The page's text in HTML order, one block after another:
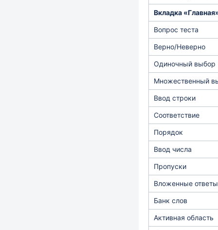
Вкладка
Вопрос теста
Верно/Неверно
Одиночный выбор
Множественный
Ввод строки
Соответствие
Порядок
Ввод числа
Пропуски
Вложенные ответы
Банк слов
Активная область